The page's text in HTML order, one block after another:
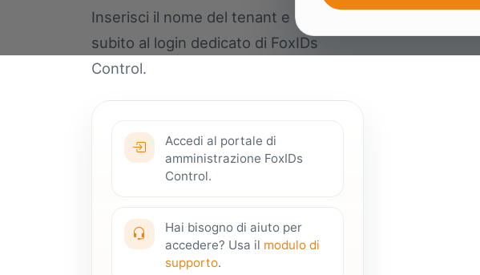
Inserisci il nome del tenant e accedi
subito al login dedicato di FoxIDs
Control.
Accedi al portale di
amministrazione FoxIDs
Control.
Hai bisogno di aiuto per
accedere? Usa il modulo di
supporto.